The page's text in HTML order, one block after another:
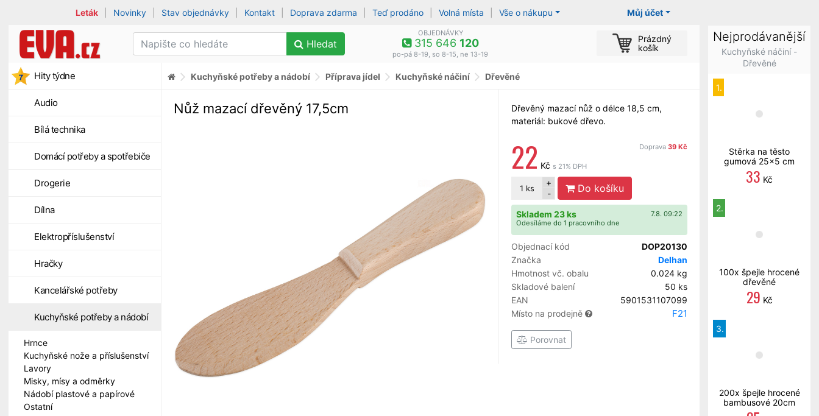
Můj účet
Leták Novinky Stav objednávky Kontakt Doprava zdarma Teď prodáno Volná místa Vše o nákupu
Hledat
OBJEDNÁVKY
315 646 120
po-pá 8-19, so 8-15, ne 13-19
Prázdný
košík
Hity týdne
Audio
Bílá technika
Domácí potřeby a spotřebiče
Drogerie
Dílna
Elektropříslušenství
Hračky
Kancelářské potřeby
Kuchyňské potřeby a nádobí
Hrnce
Kuchyňské nože a příslušenství
Lavory
Misky, mísy a odměrky
Nádobí plastové a papírové
Ostatní
Kuchyňské potřeby a nádobí Příprava jídel Kuchyňské náčiní Dřevěné
Dřevěný mazací nůž o délce 18,5 cm,
materiál: bukové dřevo.
Doprava 39 Kč
22 Kč s 21% DPH
1 ks
+
-
Do košíku
7.8. 09:22
Skladem 23 ks
Odesíláme do 1 pracovního dne
Objednací kód
DOP20130
Značka
Delhan
Hmotnost vč. obalu
0.024 kg
Skladové balení
50 ks
EAN
5901531107099
Místo na prodejně
F21
Porovnat
Nůž mazací dřevěný 17,5cm
Nejprodávanější
Kuchyňské náčiní -
Dřevěné
1.
Stěrka na těsto
gumová 25x5 cm
33 Kč
2.
100x špejle hrocené
dřevěné
29 Kč
3.
200x špejle hrocené
bambusové 20cm